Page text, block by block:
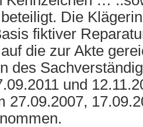
Die
fiktiver
die zur Akte
des
und
27.09.2007,